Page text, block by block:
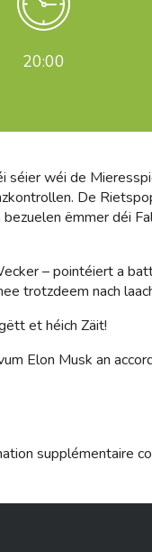
20:00
wéi de
De
ëmmer déi
– pointéiert a
trotzdeem nach
et héich Zäit!
Elon Musk an
supplémentaire